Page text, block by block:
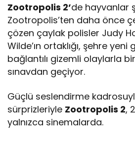
Zootropolis 2’de hayvanlar
Zootropolis’ten daha önce
çözen çaylak polisler Judy
Wilde’ın ortaklığı, şehre yeni
bağlantılı gizemli olaylarla
sınavdan geçiyor.
Güçlü seslendirme
sürprizleriyle Zootropolis 2,
yalnızca sinemalarda.